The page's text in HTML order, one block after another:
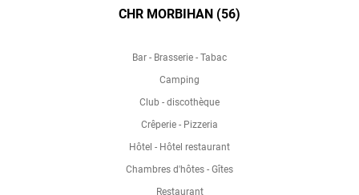
CHR MORBIHAN (56)
Bar - Brasserie - Tabac
Camping
Club - discothèque
Crêperie - Pizzeria
Hôtel - Hôtel restaurant
Chambres d'hôtes - Gîtes
Restaurant